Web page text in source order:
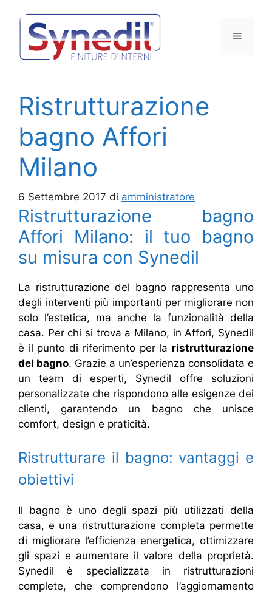
contenuto
Menu
Ristrutturazione
bagno Affori
Milano
6 Settembre 2017 di amministratore
Ristrutturazione bagno
Affori Milano: il tuo bagno
su misura con Synedil
La ristrutturazione del bagno rappresenta uno
degli interventi più importanti per migliorare non
solo l’estetica, ma anche la funzionalità della
casa. Per chi si trova a Milano, in Affori, Synedil
è il punto di riferimento per la ristrutturazione
del bagno. Grazie a un’esperienza consolidata e
un team di esperti, Synedil offre soluzioni
personalizzate che rispondono alle esigenze dei
clienti, garantendo un bagno che unisce
comfort, design e praticità.
Ristrutturare il bagno: vantaggi e
obiettivi
Il bagno è uno degli spazi più utilizzati della
casa, e una ristrutturazione completa permette
di migliorare l’efficienza energetica, ottimizzare
gli spazi e aumentare il valore della proprietà.
Synedil è specializzata in ristrutturazioni
complete, che comprendono l’aggiornamento